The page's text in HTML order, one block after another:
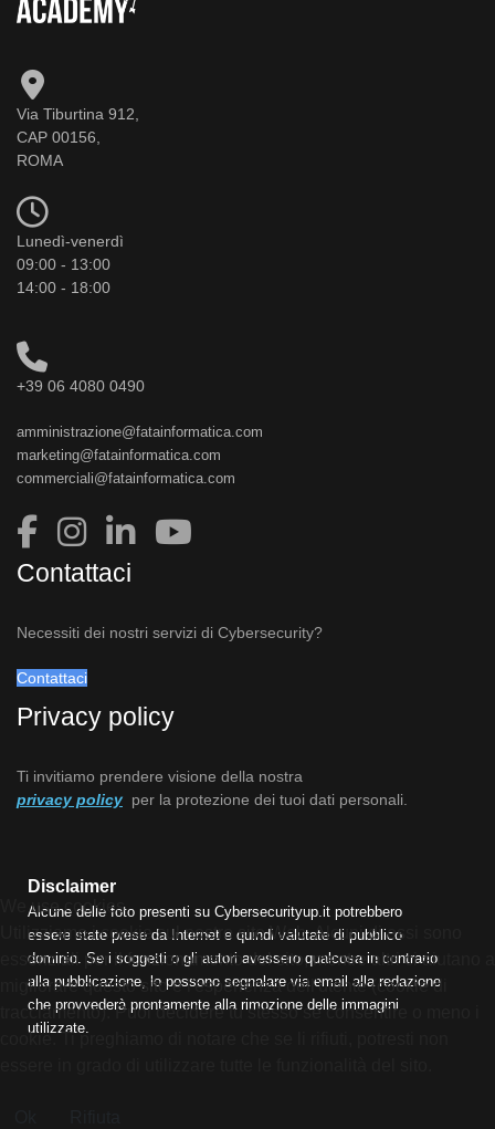
Via Tiburtina 912,
CAP 00156,
ROMA
Lunedì-venerdì
09:00 - 13:00
14:00 - 18:00
+39 06 4080 0490
amministrazione@fatainformatica.com
marketing@fatainformatica.com
commerciali@fatainformatica.com
Contattaci
Necessiti dei nostri servizi di Cybersecurity?
Contattaci
Privacy policy
Ti invitiamo prendere visione della nostra
privacy policy per la protezione dei tuoi dati personali.
Disclaimer
Alcune delle foto presenti su Cybersecurityup.it potrebbero
essere state prese da Internet e quindi valutate di pubblico
dominio. Se i soggetti o gli autori avessero qualcosa in contrario
alla pubblicazione, lo possono segnalare via email alla redazione
che provvederà prontamente alla rimozione delle immagini
utilizzate.
We use cookies
Utilizziamo i cookie sul nostro sito Web. Alcuni di essi sono
essenziali per il funzionamento del sito, mentre altri ci aiutano a
migliorare questo sito e l'esperienza dell'utente (cookie di
tracciamento). Puoi decidere tu stesso se consentire o meno i
cookie. Ti preghiamo di notare che se li rifiuti, potresti non